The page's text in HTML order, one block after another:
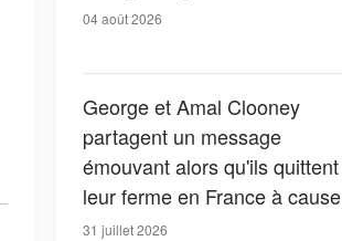
04 août 2026
George et Amal Clooney
partagent un message
émouvant alors qu'ils quittent
leur ferme en France à cause
des feux de forêt — Tous les
31 juillet 2026